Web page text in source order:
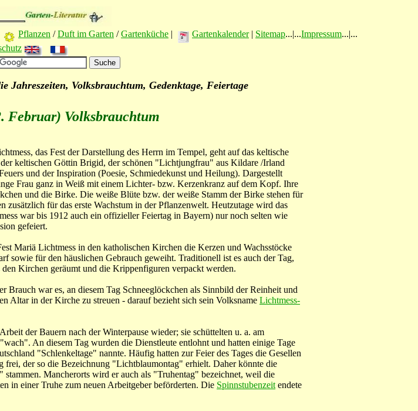
Pflanzen /Duft im Garten /Gartenküche | Gartenkalender| Sitemap...|...Impressum...|...
Jahreszeiten, Volksbrauchtum, Gedenktage, Feiertage
Februar) Volksbrauchtum
das Fest der Darstellung des Herrn im Tempel, geht auf das keltische
keltischen Göttin Brigid, der schönen "Lichtjungfrau" aus Kildare /Irland
und der Inspiration (Poesie, Schmiedekunst und Heilung). Dargestellt
Frau ganz in Weiß mit einem Lichter- bzw. Kerzenkranz auf dem Kopf. Ihre
und die Birke. Die weiße Blüte bzw. der weiße Stamm der Birke stehen für
zusätzlich für das erste Wachstum in der Pflanzenwelt. Heutzutage wird das
war bis 1912 auch ein offizieller Feiertag in Bayern) nur noch selten wie
gefeiert.
Mariä Lichtmess in den katholischen Kirchen die Kerzen und Wachsstöcke
sowie für den häuslichen Gebrauch geweiht. Traditionell ist es auch der Tag,
den Kirchen geräumt und die Krippenfiguren verpackt werden.
Brauch war es, an diesem Tag Schneeglöckchen als Sinnbild der Reinheit und
Altar in der Kirche zu streuen - darauf bezieht sich sein Volksname Lichtmess-
der Bauern nach der Winterpause wieder; sie schüttelten u. a. am
An diesem Tag wurden die Dienstleute entlohnt und hatten einige Tage
"Schlenkeltage" nannte. Häufig hatten zur Feier des Tages die Gesellen
frei, der so die Bezeichnung "Lichtblaumontag" erhielt. Daher könnte die
Mancherorts wird er auch als "Truhentag" bezeichnet, weil die
in einer Truhe zum neuen Arbeitgeber beförderten. Die Spinnstubenzeit endete